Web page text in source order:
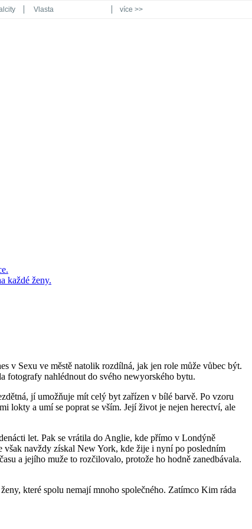
Vlasta více >>
v Sexu ve městě natolik rozdílná, jak jen role může vůbec být.
fotografy nahlédnout do svého newyorského bytu.
jí umožňuje mít celý byt zařízen v bílé barvě. Po vzoru
lokty a umí se poprat se vším. Její život je nejen herectví, ale
let. Pak se vrátila do Anglie, kde přímo v Londýně
však navždy získal New York, kde žije i nyní po posledním
a jejího muže to rozčilovalo, protože ho hodně zanedbávala.
které spolu nemají mnoho společného. Zatímco Kim ráda